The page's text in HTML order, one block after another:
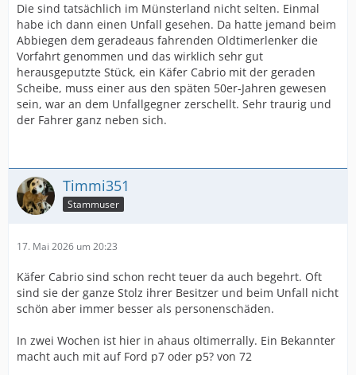
Die sind tatsächlich im Münsterland nicht selten. Einmal
habe ich dann einen Unfall gesehen. Da hatte jemand beim
Abbiegen dem geradeaus fahrenden Oldtimerlenker die
Vorfahrt genommen und das wirklich sehr gut
herausgeputzte Stück, ein Käfer Cabrio mit der geraden
Scheibe, muss einer aus den späten 50er-Jahren gewesen
sein, war an dem Unfallgegner zerschellt. Sehr traurig und
der Fahrer ganz neben sich.
Timmi351
Stammuser
17. Mai 2026 um 20:23
Käfer Cabrio sind schon recht teuer da auch begehrt. Oft
sind sie der ganze Stolz ihrer Besitzer und beim Unfall nicht
schön aber immer besser als personenschäden.
In zwei Wochen ist hier in ahaus oltimerrally. Ein Bekannter
macht auch mit auf Ford p7 oder p5? von 72